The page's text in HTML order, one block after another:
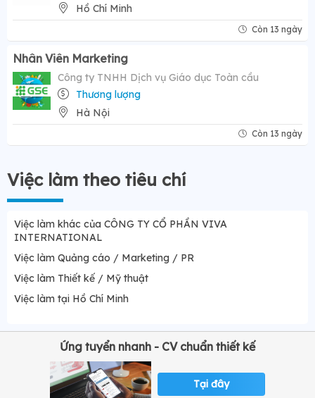
Hồ Chí Minh
Còn 13 ngày
Nhân Viên Marketing
Công ty TNHH Dịch vụ Giáo dục Toàn cầu
Thương lượng
Hà Nội
Còn 13 ngày
Việc làm theo tiêu chí
Việc làm khác của CÔNG TY CỔ PHẦN VIVA
INTERNATIONAL
Việc làm Quảng cáo / Marketing / PR
Việc làm Thiết kế / Mỹ thuật
Việc làm tại Hồ Chí Minh
Ứng tuyển nhanh - CV chuẩn thiết kế
Tại đây